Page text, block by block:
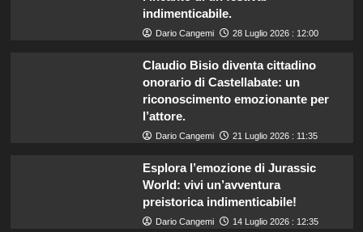
indimenticabile.
Dario Cangemi 28 Luglio 2026 : 12:00
Claudio Bisio diventa cittadino
onorario di Castellabate: un
riconoscimento emozionante per
l’attore.
Dario Cangemi 21 Luglio 2026 : 11:35
Esplora l’emozione di Jurassic
World: vivi un’avventura
preistorica indimenticabile!
Dario Cangemi 14 Luglio 2026 : 12:35